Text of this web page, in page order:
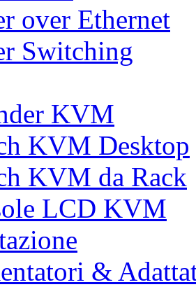
over Ethernet
Switching
KVM
KVM Desktop
KVM da Rack
LCD KVM
&